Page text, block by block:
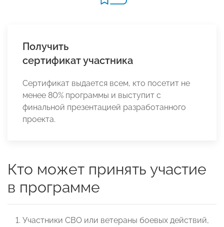
Получить
сертификат участника
Сертификат выдается всем, кто посетит не
менее 80% программы и выступит с
финальной презентацией разработанного
проекта.
Кто может принять участие
в программе
Участники СВО или ветераны боевых действий,